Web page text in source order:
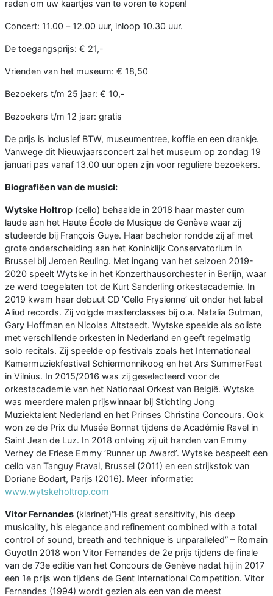
raden om uw kaartjes van te voren te kopen!
Concert: 11.00 – 12.00 uur, inloop 10.30 uur.
De toegangsprijs: € 21,-
Vrienden van het museum: € 18,50
Bezoekers t/m 25 jaar: € 10,-
Bezoekers t/m 12 jaar: gratis
De prijs is inclusief BTW, museumentree, koffie en een drankje.
Vanwege dit Nieuwjaarsconcert zal het museum op zondag 19
januari pas vanaf 13.00 uur open zijn voor reguliere bezoekers.
Biografiëen van de musici:
Wytske Holtrop (cello) behaalde in 2018 haar master cum
laude aan het Haute École de Musique de Genève waar zij
studeerde bij François Guye. Haar bachelor rondde zij af met
grote onderscheiding aan het Koninklijk Conservatorium in
Brussel bij Jeroen Reuling. Met ingang van het seizoen 2019-
2020 speelt Wytske in het Konzerthausorchester in Berlijn, waar
ze werd toegelaten tot de Kurt Sanderling orkestacademie. In
2019 kwam haar debuut CD ‘Cello Frysienne’ uit onder het label
Aliud records. Zij volgde masterclasses bij o.a. Natalia Gutman,
Gary Hoffman en Nicolas Altstaedt. Wytske speelde als soliste
met verschillende orkesten in Nederland en geeft regelmatig
solo recitals. Zij speelde op festivals zoals het Internationaal
Kamermuziekfestival Schiermonnikoog en het Ars SummerFest
in Vilnius. In 2015/2016 was zij geselecteerd voor de
orkestacademie van het Nationaal Orkest van België. Wytske
was meerdere malen prijswinnaar bij Stichting Jong
Muziektalent Nederland en het Prinses Christina Concours. Ook
won ze de Prix du Musée Bonnat tijdens de Académie Ravel in
Saint Jean de Luz. In 2018 ontving zij uit handen van Emmy
Verhey de Friese Emmy ‘Runner up Award’. Wytske bespeelt een
cello van Tanguy Fraval, Brussel (2011) en een strijkstok van
Doriane Bodart, Parijs (2016). Meer informatie:
www.wytskeholtrop.com
Vitor Fernandes (klarinet)“His great sensitivity, his deep
musicality, his elegance and refinement combined with a total
control of sound, breath and technique is unparalleled” – Romain
GuyotIn 2018 won Vitor Fernandes de 2e prijs tijdens de finale
van de 73e editie van het Concours de Genève nadat hij in 2017
een 1e prijs won tijdens de Gent International Competition. Vitor
Fernandes (1994) wordt gezien als een van de meest